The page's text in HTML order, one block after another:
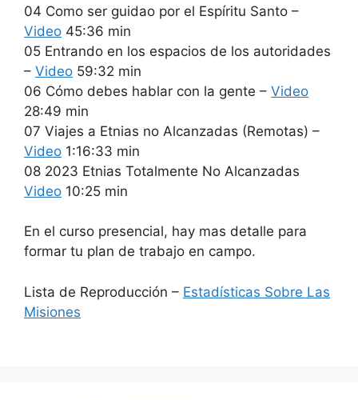
04 Como ser guidao por el Espíritu Santo –
Video 45:36 min
05 Entrando en los espacios de los autoridades
– Video 59:32 min
06 Cómo debes hablar con la gente – Video
28:49 min
07 Viajes a Etnias no Alcanzadas (Remotas) –
Video 1:16:33 min
08 2023 Etnias Totalmente No Alcanzadas
Video 10:25 min
En el curso presencial, hay mas detalle para
formar tu plan de trabajo en campo.
Lista de Reproducción – Estadísticas Sobre Las
Misiones